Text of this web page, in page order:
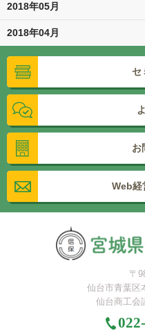
2018年05月
2018年04月
セ
お
Web経
〒
仙台市青葉区
仙台商工会